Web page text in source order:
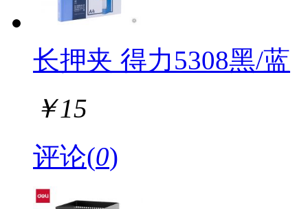
长押夹 得力5308黑/蓝
￥15
评论(0)